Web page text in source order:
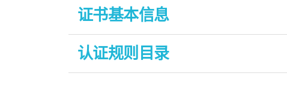
认证依据：
DB31/T 1048——2020 《“上海品牌”认证通用
相应产品的团体标准
认证模式：
证书基本信息
认证规则目录